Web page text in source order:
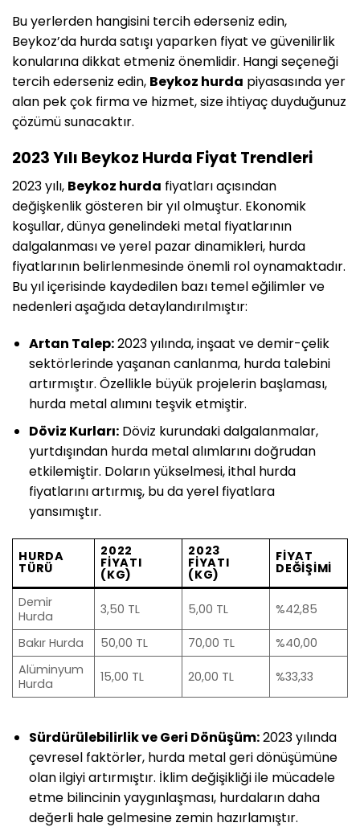
Bu yerlerden hangisini tercih ederseniz edin,
Beykoz’da hurda satışı yaparken fiyat ve güvenilirlik
konularına dikkat etmeniz önemlidir. Hangi seçeneği
tercih ederseniz edin, Beykoz hurda piyasasında yer
alan pek çok firma ve hizmet, size ihtiyaç duyduğunuz
çözümü sunacaktır.
2023 Yılı Beykoz Hurda Fiyat Trendleri
2023 yılı, Beykoz hurda fiyatları açısından
değişkenlik gösteren bir yıl olmuştur. Ekonomik
koşullar, dünya genelindeki metal fiyatlarının
dalgalanması ve yerel pazar dinamikleri, hurda
fiyatlarının belirlenmesinde önemli rol oynamaktadır.
Bu yıl içerisinde kaydedilen bazı temel eğilimler ve
nedenleri aşağıda detaylandırılmıştır:
Artan Talep:2023 yılında, inşaat ve demir-çelik
sektörlerinde yaşanan canlanma, hurda talebini
artırmıştır. Özellikle büyük projelerin başlaması,
hurda metal alımını teşvik etmiştir.
Döviz Kurları:Döviz kurundaki dalgalanmalar,
yurtdışından hurda metal alımlarını doğrudan
etkilemiştir. Doların yükselmesi, ithal hurda
fiyatlarını artırmış, bu da yerel fiyatlara
yansımıştır.
HURDA
TÜRÜ
2022
FIYATI
(KG)
2023
FIYATI
(KG)
FIYAT
DEĞIŞIMI
Demir
Hurda
3,50 TL 5,00 TL %42,85
Bakır Hurda 50,00 TL 70,00 TL
%40,00
Alüminyum
Hurda
15,00 TL 20,00 TL %33,33
Sürdürülebilirlik ve Geri Dönüşüm:2023 yılında
çevresel faktörler, hurda metal geri dönüşümüne
olan ilgiyi artırmıştır. İklim değişikliği ile mücadele
etme bilincinin yaygınlaşması, hurdaların daha
değerli hale gelmesine zemin hazırlamıştır.